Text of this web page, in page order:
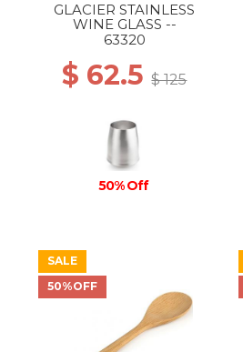
GLACIER STAINLESS
WINE GLASS --
63320
$ 62.5$ 125
50% Off
SALE
50%OFF